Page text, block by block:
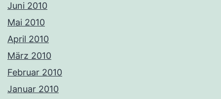
Juni 2010
Mai 2010
April 2010
März 2010
Februar 2010
Januar 2010